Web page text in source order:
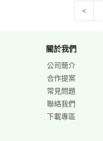
<
關於我們
公司簡介
合作提案
常見問題
聯絡我們
下載專區